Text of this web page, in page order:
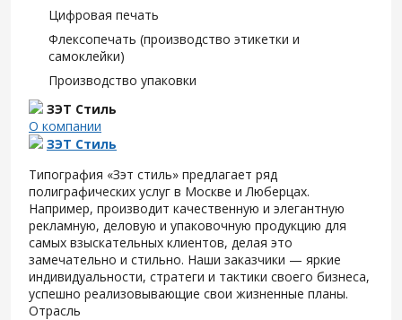
Цифровая печать
Флексопечать (производство этикетки и
самоклейки)
Производство упаковки
ЗЭТ Стиль
О компании
ЗЭТ Стиль
Типография «Зэт cтиль» предлагает ряд
полиграфических услуг в Москве и Люберцах.
Например, производит качественную и элегантную
рекламную, деловую и упаковочную продукцию для
самых взыскательных клиентов, делая это
замечательно и стильно. Наши заказчики — яркие
индивидуальности, стратеги и тактики своего бизнеса,
успешно реализовывающие свои жизненные планы.
Отрасль